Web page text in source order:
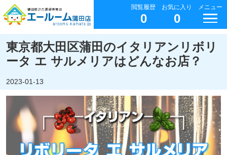
閲覧履歴
0
お気に入り
0
メニュー
東京都大田区蒲田のイタリアンリボリ
ータ エ サルメリアはどんなお店？
2023-01-13